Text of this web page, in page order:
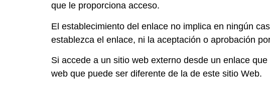
que le proporciona acceso.
El establecimiento del enlace no implica en ningún
establezca el enlace, ni la aceptación o aprobación
Si accede a un sitio web externo desde un enlace
web que puede ser diferente de la de este sitio Web.